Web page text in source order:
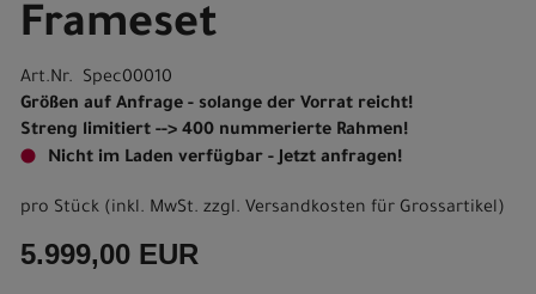
Frameset
Art.Nr. Spec00010
Größen auf Anfrage - solange der Vorrat reicht!
Streng limitiert --> 400 nummerierte Rahmen!
Nicht im Laden verfügbar - Jetzt anfragen!
pro Stück (inkl. MwSt. zzgl. Versandkosten für Grossartikel)
5.999,00 EUR